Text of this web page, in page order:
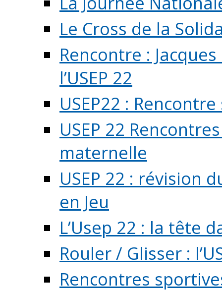
Le Cross de la
Rencontre :
l’USEP 22
USEP22 :
USEP 22
maternelle
USEP 22 : révision
en Jeu
L’Usep 22 : la tête
Rouler / Glisser :
Rencontres